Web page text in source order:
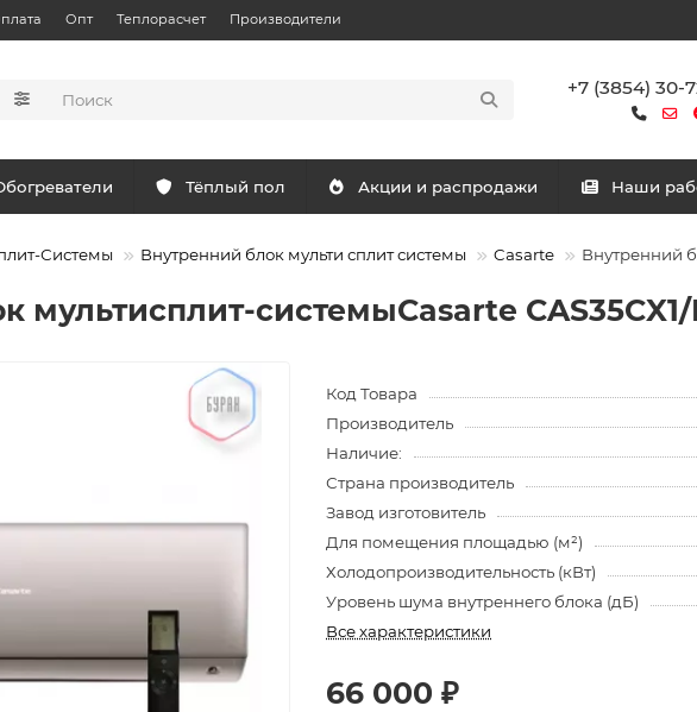
Опт Теплорасчет Производители
+7 (3854) 30-
Тёплый пол Акции и распродажи Наши
Системы Внутренний блок мульти сплит системы Casarte Внутренний
мультисплит-системыCasarte CAS35CX1/
Код Товара
Производитель
Наличие:
Страна производитель
Завод изготовитель
Для помещения площадью (м²)
Холодопроизводительность (кВт)
Уровень шума внутреннего блока (дБ)
Все характеристики
66 000 ₽